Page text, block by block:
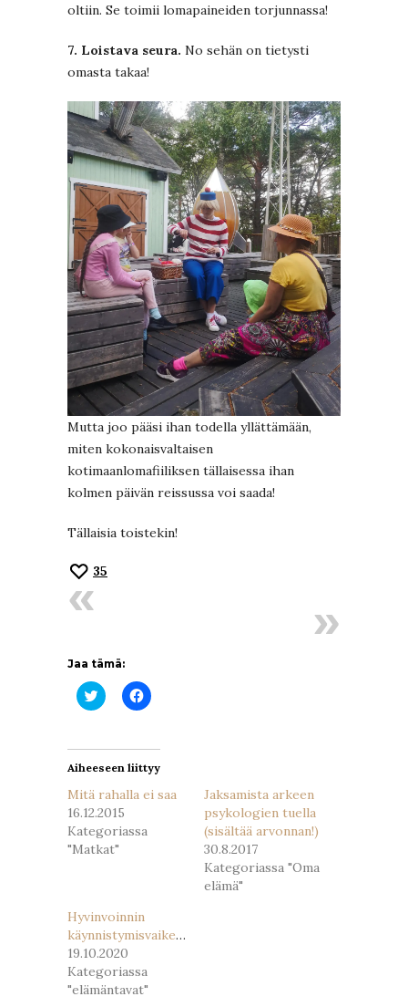
oltiin. Se toimii lomapaineiden torjunnassa!
7. Loistava seura. No sehän on tietysti
omasta takaa!
Mutta joo pääsi ihan todella yllättämään,
miten kokonaisvaltaisen
kotimaanlomafiiliksen tällaisessa ihan
kolmen päivän reissussa voi saada!
Tällaisia toistekin!
35
Jaa tämä:
Jaa
Twitterissä(Avautuu
Jaa
Facebookissa(Avautuu
Aiheeseen liittyy
Mitä rahalla ei saa
16.12.2015
Kategoriassa
"Matkat"
Jaksamista arkeen
psykologien tuella
(sisältää arvonnan!)
30.8.2017
Kategoriassa "Oma
elämä"
Hyvinvoinnin
käynnistymisvaikeuksia
19.10.2020
Kategoriassa
"elämäntavat"